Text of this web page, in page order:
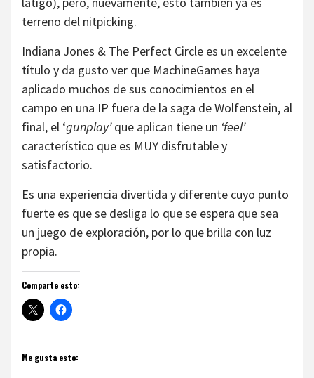
terreno del nitpicking.
Indiana Jones & The Perfect Circle es un excelente
título y da gusto ver que MachineGames haya
aplicado muchos de sus conocimientos en el
campo en una IP fuera de la saga de Wolfenstein, al
final, el ‘gunplay’que aplican tiene un ‘feel’
característico que es MUY disfrutable y
satisfactorio.
Es una experiencia divertida y diferente cuyo punto
fuerte es que se desliga lo que se espera que sea
un juego de exploración, por lo que brilla con luz
propia.
Comparte esto:
Me gusta esto: